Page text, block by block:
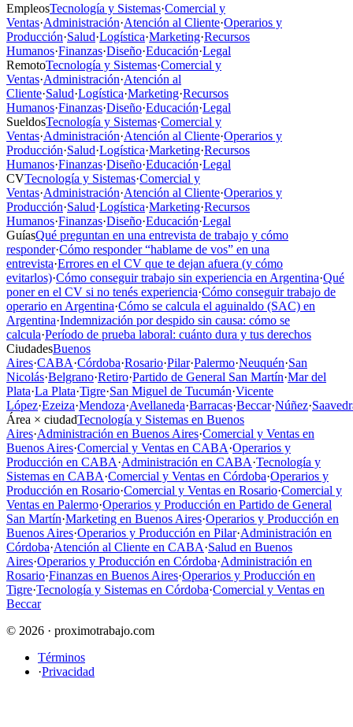
EmpleosTecnología y Sistemas·Comercial y
Ventas·Administración·Atención al Cliente·Operarios y
Producción·Salud·Logística·Marketing·Recursos
Humanos·Finanzas·Diseño·Educación·Legal
RemotoTecnología y Sistemas·Comercial y
Ventas·Administración·Atención al
Cliente·Salud·Logística·Marketing·Recursos
Humanos·Finanzas·Diseño·Educación·Legal
SueldosTecnología y Sistemas·Comercial y
Ventas·Administración·Atención al Cliente·Operarios y
Producción·Salud·Logística·Marketing·Recursos
Humanos·Finanzas·Diseño·Educación·Legal
CVTecnología y Sistemas·Comercial y
Ventas·Administración·Atención al Cliente·Operarios y
Producción·Salud·Logística·Marketing·Recursos
Humanos·Finanzas·Diseño·Educación·Legal
GuíasQué preguntan en una entrevista de trabajo y cómo
responder·Cómo responder “hablame de vos” en una
entrevista·Errores en el CV que te dejan afuera (y cómo
evitarlos)·Cómo conseguir trabajo sin experiencia en Argentina·Qué
poner en el CV si no tenés experiencia·Cómo conseguir trabajo de
operario en Argentina·Cómo se calcula el aguinaldo (SAC) en
Argentina·Indemnización por despido sin causa: cómo se
calcula·Período de prueba laboral: cuánto dura y tus derechos
CiudadesBuenos
Aires·CABA·Córdoba·Rosario·Pilar·Palermo·Neuquén·San
Nicolás·Belgrano·Retiro·Partido de General San Martín·Mar del
Plata·La Plata·Tigre·San Miguel de Tucumán·Vicente
López·Ezeiza·Mendoza·Avellaneda·Barracas·Beccar·Núñez·
Área × ciudadTecnología y Sistemas en Buenos
Aires·Administración en Buenos Aires·Comercial y Ventas en
Buenos Aires·Comercial y Ventas en CABA·Operarios y
Producción en CABA·Administración en CABA·Tecnología y
Sistemas en CABA·Comercial y Ventas en Córdoba·Operarios y
Producción en Rosario·Comercial y Ventas en Rosario·Comercial y
Ventas en Palermo·Operarios y Producción en Partido de General
San Martín·Marketing en Buenos Aires·Operarios y Producción en
Buenos Aires·Operarios y Producción en Pilar·Administración en
Córdoba·Atención al Cliente en CABA·Salud en Buenos
Aires·Operarios y Producción en Córdoba·Administración en
Rosario·Finanzas en Buenos Aires·Operarios y Producción en
Tigre·Tecnología y Sistemas en Córdoba·Comercial y Ventas en
Beccar
© 2026 · proximotrabajo.com
Términos
·Privacidad